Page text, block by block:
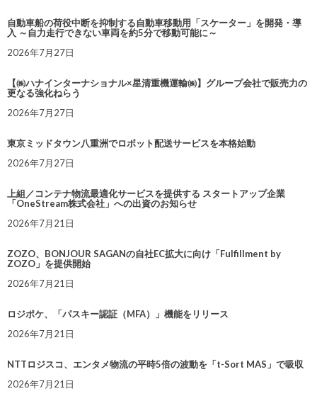
自動車船の荷役中断を抑制する自動車移動用「スケーター」を開発・導
入 ～自力走行できない車両を約5分で移動可能に～
2026年7月27日
【㈱ハナインターナショナル×星清重機運輸㈱】グループ会社で販売力の
更なる強化ねらう
2026年7月27日
東京ミッドタウン八重洲でロボット配送サービスを本格始動
2026年7月27日
上組／コンテナ物流最適化サービスを提供する スタートアップ企業
「OneStream株式会社」への出資のお知らせ
2026年7月21日
ZOZO、BONJOUR SAGANの自社EC拡大に向け「Fulfillment by
ZOZO」を提供開始
2026年7月21日
ロジポケ、「パスキー認証（MFA）」機能をリリース
2026年7月21日
NTTロジスコ、エンタメ物流の平時5倍の波動を「t-Sort MAS」で吸収
2026年7月21日